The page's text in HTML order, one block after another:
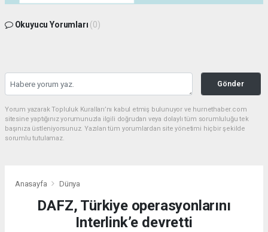
Okuyucu Yorumları (0)
Gönder
Yorum yazarak Topluluk Kuralları’nı kabul etmiş bulunuyor ve hurnethaber.com
sitesine yaptığınız yorumunuzla ilgili doğrudan veya dolaylı tüm sorumluluğu tek
başınıza üstleniyorsunuz. Yazılan tüm yorumlardan site yönetimi hiçbir şekilde
sorumlu tutulamaz.
Anasayfa Dünya
DAFZ, Türkiye operasyonlarını
Interlink’e devretti